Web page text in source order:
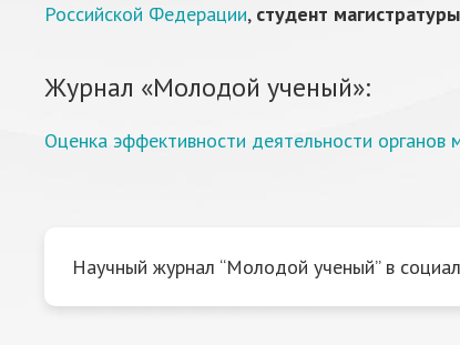
Российской Федерации, студент магистратуры
Журнал «Молодой ученый»:
Оценка эффективности деятельности органов
Научный журнал “Молодой ученый” в